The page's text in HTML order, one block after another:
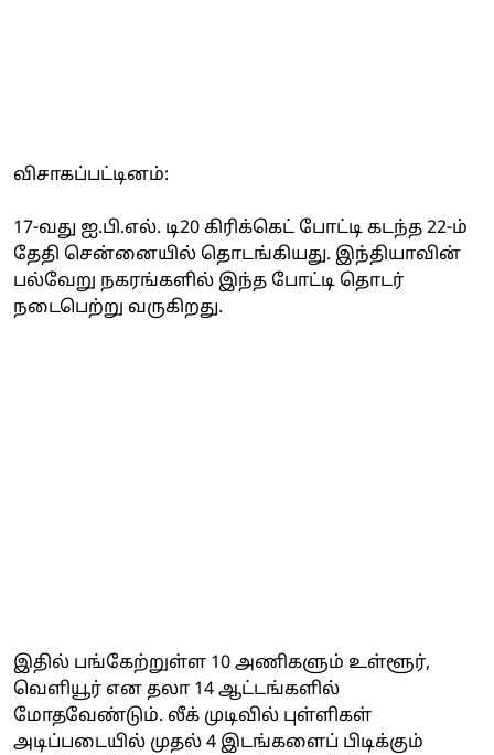
விசாகப்பட்டினம்:
17-வது ஐ.பி.எல். டி20 கிரிக்கெட் போட்டி கடந்த 22-ம்
தேதி சென்னையில் தொடங்கியது. இந்தியாவின்
பல்வேறு நகரங்களில் இந்த போட்டி தொடர்
நடைபெற்று வருகிறது.
இதில் பங்கேற்றுள்ள 10 அணிகளும் உள்ளூர்,
வெளியூர் என தலா 14 ஆட்டங்களில்
மோதவேண்டும். லீக் முடிவில் புள்ளிகள்
அடிப்படையில் முதல் 4 இடங்களைப் பிடிக்கும்